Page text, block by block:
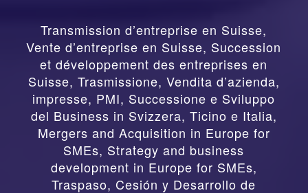
Transmission d’entreprise en Suisse,
Vente d’entreprise en Suisse, Succession
et développement des entreprises en
Suisse, Trasmissione, Vendita d’azienda,
impresse, PMI, Successione e Sviluppo
del Business in Svizzera, Ticino e Italia,
Mergers and Acquisition in Europe for
SMEs, Strategy and business
development in Europe for SMEs,
Traspaso, Cesión y Desarrollo de